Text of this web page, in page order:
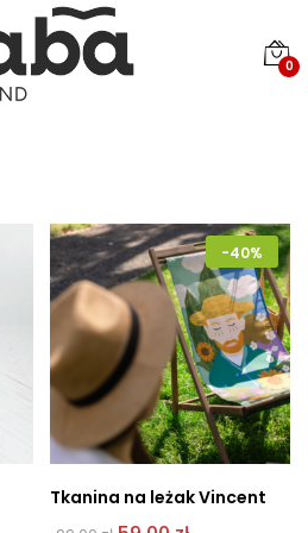
0
-40%
Tkanina na leżak Vincent